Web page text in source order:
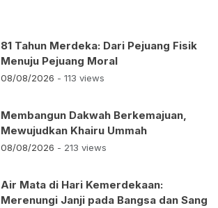
81 Tahun Merdeka: Dari Pejuang Fisik
Menuju Pejuang Moral
08/08/2026 - 113 views
Membangun Dakwah Berkemajuan,
Mewujudkan Khairu Ummah
08/08/2026 - 213 views
Air Mata di Hari Kemerdekaan:
Merenungi Janji pada Bangsa dan Sang